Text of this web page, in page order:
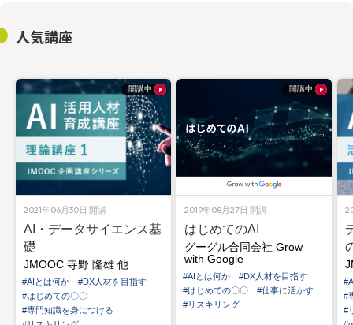
人気講座
開講中
2021年06月30日 開講
AI・データサイエンス基
礎
JMOOC 寺野 隆雄 他
#AIとは何か
#DX人材を目指す
#はじめての〇〇
#専門知識を身につける
開講中
2019年08月27日 開講
はじめてのAI
グーグル合同会社 Grow
with Google
#AIとは何か
#DX人材を目指す
#はじめての〇〇
#仕事に活かす
#リスキリング
#
#